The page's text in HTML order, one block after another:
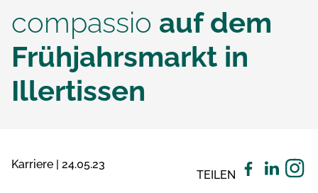
compassio auf dem
Frühjahrsmarkt in
Illertissen
Karriere | 24.05.23
TEILEN